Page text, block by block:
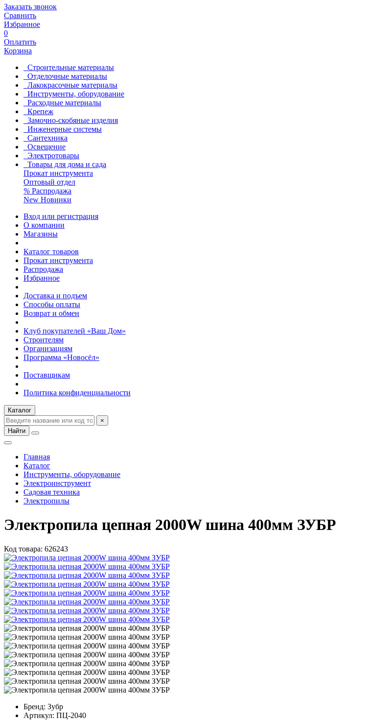
Заказать звонок
Сравнить
Избранное
0
Оплатить
Корзина
Строительные материалы
Отделочные материалы
Лакокрасочные материалы
Инструменты, оборудование
Расходные материалы
Крепеж
Замочно-скобяные изделия
Инженерные системы
Сантехника
Освещение
Электротовары
Товары для дома и сада
Прокат инструмента
Оптовый отдел
% Распродажа
New Новинки
Вход или регистрация
О компании
Магазины
Каталог товаров
Прокат инструмента
Распродажа
Избранное
Доставка и подъем
Способы оплаты
Возврат и обмен
Клуб покупателей «Ваш Дом»
Строителям
Организациям
Программа «Новосёл»
Поставщикам
Политика конфиденциальности
Каталог
×
Найти
Главная
Каталог
Инструменты, оборудование
Электроинструмент
Садовая техника
Электропилы
Электропила цепная 2000W шина 400мм ЗУБР
Код товара: 626243
Бренд: Зубр
Артикул: ПЦ-2040